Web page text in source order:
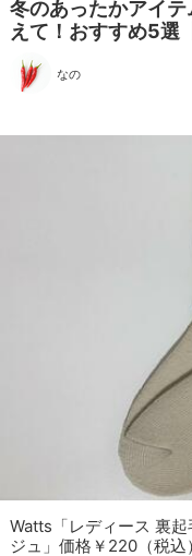
冬のあったかアイ
えて！おすすめ5選
なの
Watts「レディース 裏
ジュ」価格￥220（税込）